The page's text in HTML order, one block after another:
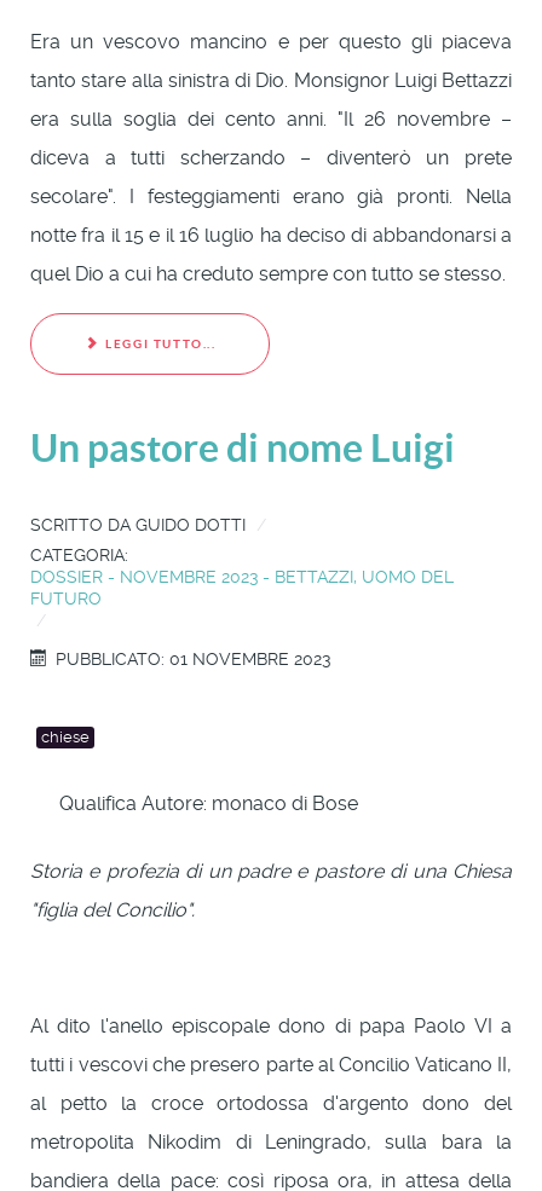
Era un vescovo mancino e per questo gli piaceva
tanto stare alla sinistra di Dio. Monsignor Luigi Bettazzi
era sulla soglia dei cento anni. "Il 26 novembre –
diceva a tutti scherzando – diventerò un prete
secolare". I festeggiamenti erano già pronti. Nella
notte fra il 15 e il 16 luglio ha deciso di abbandonarsi a
quel Dio a cui ha creduto sempre con tutto se stesso.
LEGGI TUTTO...
Un pastore di nome Luigi
SCRITTO DA GUIDO DOTTI
CATEGORIA:
DOSSIER - NOVEMBRE 2023 - BETTAZZI, UOMO DEL
FUTURO
PUBBLICATO: 01 NOVEMBRE 2023
chiese
Qualifica Autore: monaco di Bose
Storia e profezia di un padre e pastore di una Chiesa
"figlia del Concilio".
Al dito l'anello episcopale dono di papa Paolo VI a
tutti i vescovi che presero parte al Concilio Vaticano II,
al petto la croce ortodossa d'argento dono del
metropolita Nikodim di Leningrado, sulla bara la
bandiera della pace: così riposa ora, in attesa della